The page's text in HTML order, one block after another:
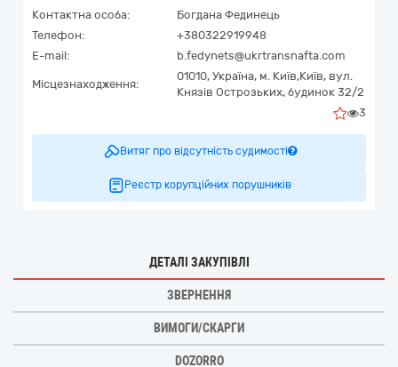
Контактна особа:
Богдана Фединець
Телефон:
+380322919948
E-mail:
b.fedynets@ukrtransnafta.com
Місцезнаходження:
01010, Україна, м. Київ,Київ, вул.
Князів Острозьких, будинок 32/2
3
Витяг про відсутність судимості
Реєстр корупційних порушників
ДЕТАЛІ ЗАКУПІВЛІ
ЗВЕРНЕННЯ
ВИМОГИ/СКАРГИ
DOZORRO